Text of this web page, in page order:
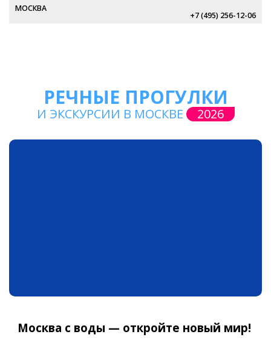
МОСКВА
+7 (495) 256-12-06
РЕЧНЫЕ ПРОГУЛКИ
И ЭКСКУРСИИ В МОСКВЕ 2026
Москва с воды — откройте новый мир!